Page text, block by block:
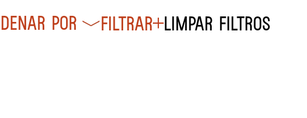
Filtrar Limpar filtros